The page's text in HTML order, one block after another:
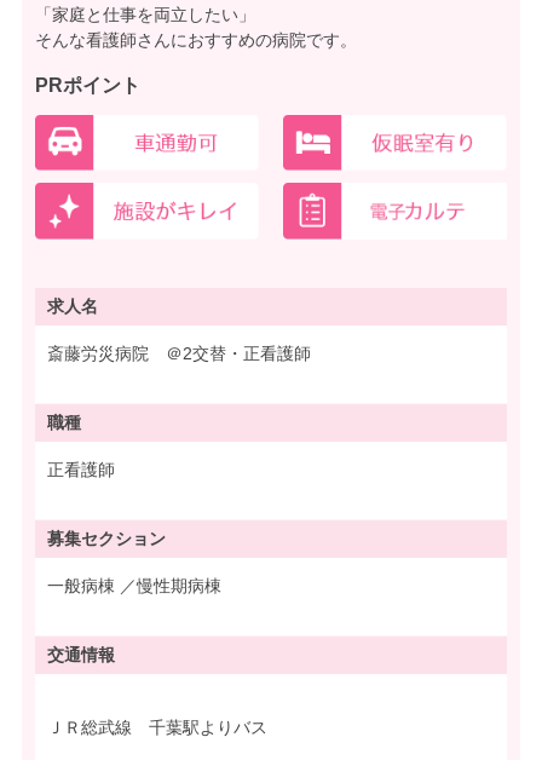
「家庭と仕事を両立したい」
そんな看護師さんにおすすめの病院です。
PRポイント
求人名
斎藤労災病院 ＠2交替・正看護師
職種
正看護師
募集セクション
一般病棟 ／慢性期病棟
交通情報
ＪＲ総武線 千葉駅よりバス